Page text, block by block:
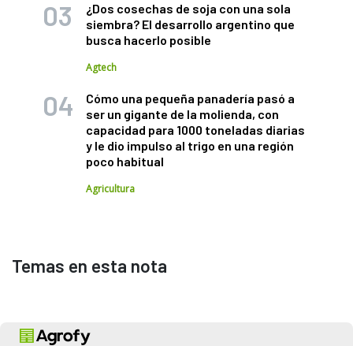
¿Dos cosechas de soja con una sola
siembra? El desarrollo argentino que
busca hacerlo posible
Agtech
Cómo una pequeña panadería pasó a
ser un gigante de la molienda, con
capacidad para 1000 toneladas diarias
y le dio impulso al trigo en una región
poco habitual
Agricultura
Temas en esta nota